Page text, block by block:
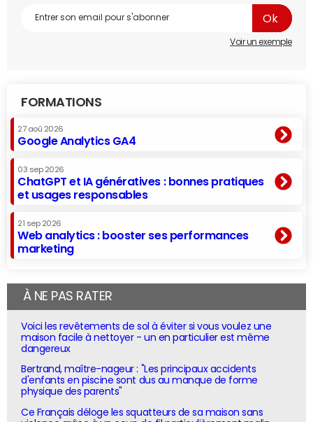
Voir un exemple
FORMATIONS
27 aoû 2026
Google Analytics GA4
03 sep 2026
ChatGPT et IA génératives : bonnes pratiques
et usages responsables
21 sep 2026
Web analytics : booster ses performances
marketing
À NE PAS RATER
Voici les revêtements de sol à éviter si vous voulez une
maison facile à nettoyer - un en particulier est même
dangereux
Bertrand, maître-nageur : "Les principaux accidents
d'enfants en piscine sont dus au manque de forme
physique des parents"
Ce Français déloge les squatteurs de sa maison sans